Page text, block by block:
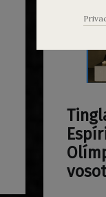
06/10/2017Maravillas